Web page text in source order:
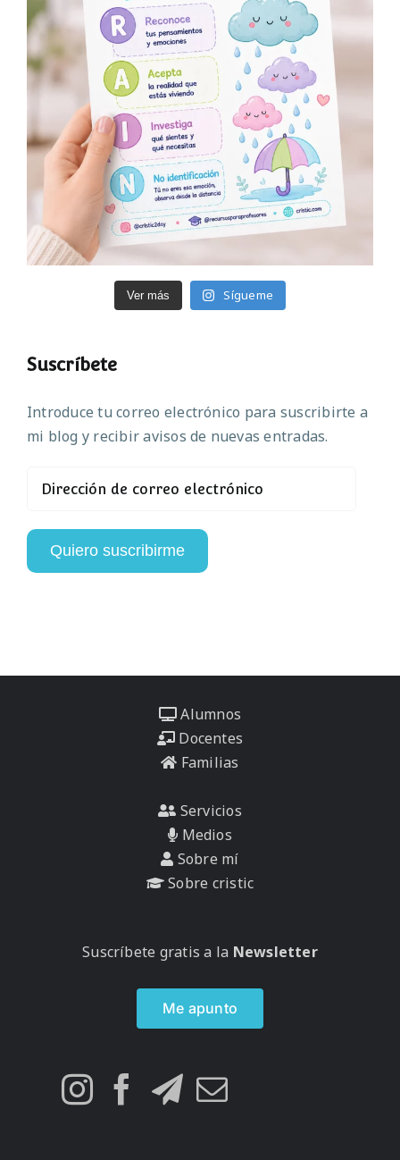
Ver más Sígueme
Suscríbete
Introduce tu correo electrónico para suscribirte a
mi blog y recibir avisos de nuevas entradas.
correo
electrónico
Quiero suscribirme
Alumnos
Docentes
Familias
Servicios
Medios
Sobre mí
Sobre cristic
Suscríbete gratis a la Newsletter
Me apunto